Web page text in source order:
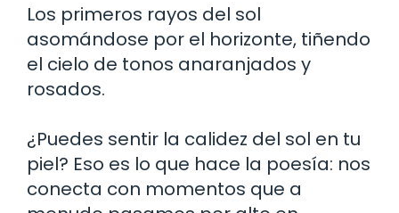
Los primeros rayos del sol
asomándose por el horizonte, tiñendo
el cielo de tonos anaranjados y
rosados.
¿Puedes sentir la calidez del sol en tu
piel? Eso es lo que hace la poesía: nos
conecta con momentos que a